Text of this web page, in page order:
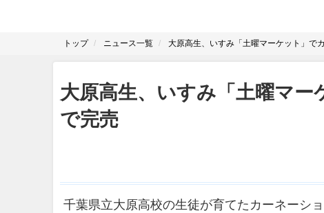
トップ ニュース一覧 大原高生、いすみ「土曜マーケット」で
大原高生、いすみ「土曜マ
で完売
千葉県立大原高校の生徒が育てたカーネーシ